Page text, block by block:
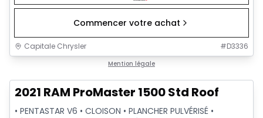
Commencer votre achat
Capitale Chrysler #D3336
Mention légale
2021 RAM ProMaster 1500 Std Roof
• PENTASTAR V6 • CLOISON • PLANCHER PULVÉRISÉ •